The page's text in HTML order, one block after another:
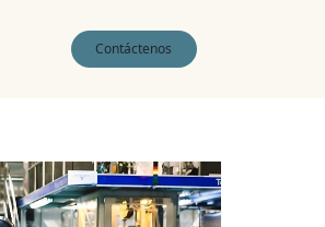
Contáctenos